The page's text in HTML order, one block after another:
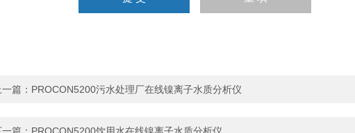
一篇： PROCON5200污水处理厂在线镍离子水质分析仪